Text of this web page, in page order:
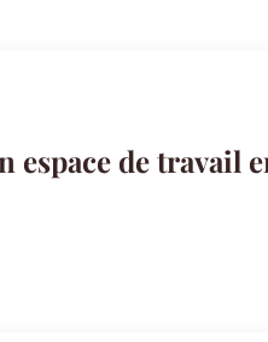
espace de travail